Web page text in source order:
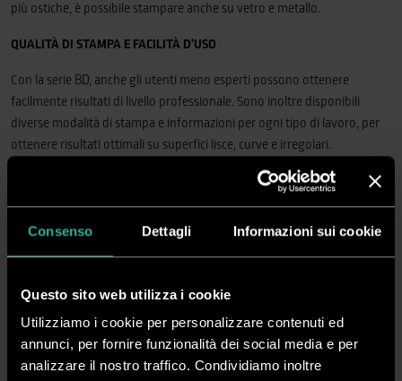
Consenso Dettagli Informazioni sui cookie
Questo sito web utilizza i cookie
Utilizziamo i cookie per personalizzare contenuti ed
annunci, per fornire funzionalità dei social media e per
analizzare il nostro traffico. Condividiamo inoltre
più ostiche, è possibile stampare anche su vetro e metallo.
QUALITÀ DI STAMPA E FACILITÀ D'USO
Con la serie BD, anche gli utenti meno esperti possono ottenere
facilmente risultati di livello professionale. Sono inoltre disponibili
diverse modalità di stampa e informazioni per ogni tipo di lavoro, per
ottenere risultati ottimali su superfici lisce, curve e irregolari.
opache di alta qualità che possono essere applicate in più strati per la
simulazione di un effetto in rilievo e texture incredibilmente realistiche
MASSIME PRESTAZIONI - MINIMO INGOMBRO
Le stampanti BD racchiudono la massima potenza in un design
compatto. Garantiscono un funzionamento sicuro grazie alla